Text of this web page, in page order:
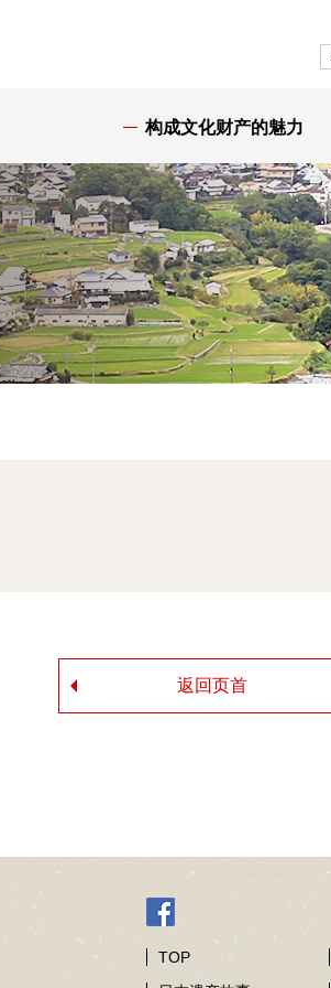
构成文化财产的魅力
返回页首
TOP